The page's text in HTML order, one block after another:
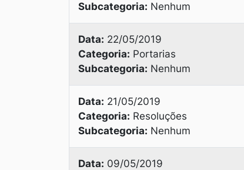
Subcategoria: Nenhum
Data: 22/05/2019
Categoria: Portarias
Subcategoria: Nenhum
Data: 21/05/2019
Categoria: Resoluções
Subcategoria: Nenhum
Data: 09/05/2019